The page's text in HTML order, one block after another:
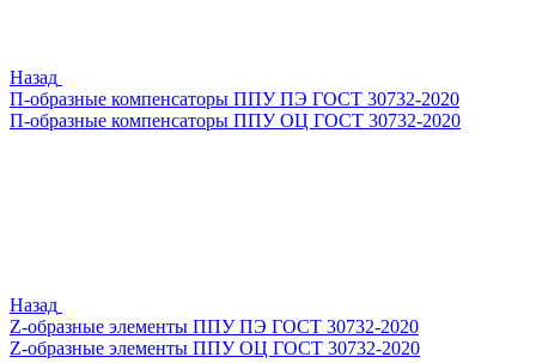
Назад
П-образные компенсаторы ППУ ПЭ ГОСТ 30732-2020
П-образные компенсаторы ППУ ОЦ ГОСТ 30732-2020
Назад
Z-образные элементы ППУ ПЭ ГОСТ 30732-2020
Z-образные элементы ППУ ОЦ ГОСТ 30732-2020